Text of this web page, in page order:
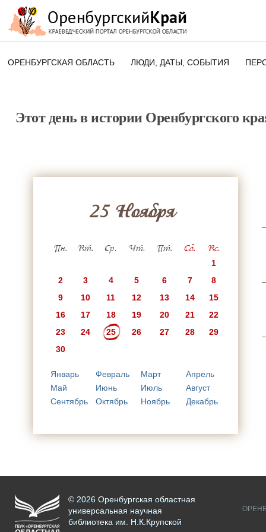
ОРЕНБУРГСКАЯ ОБЛАСТЬ ЛЮДИ, ДАТЫ, CОБЫТИЯ
ПАМЯТНЫЕ ДАТЫ
Этот день в истории Оренбургского
25 Ноября
Пн. Вт. Ср. Чт. Пт. Сб. Вс.
1
2
3 4 5 6 7
8
9
10 11 12 13 14
15
16
17 18 19 20 21
22
23
24 25 26 27 28
29
30
Январь Февраль Март
Апрель
Май
Июнь Июль
Август
Сентябрь
Октябрь Ноябрь Декабрь
© 2026 Оренбургская областная
универсальная научная
библиотека им. Н.К.Крупской